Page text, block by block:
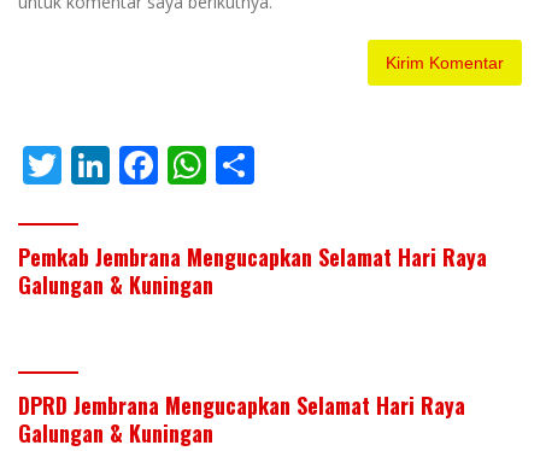
T
itt
er
Li
k
e
F
e
b
k
W
at
s
p
ar
e
Pemkab Jembrana Mengucapkan Selamat Hari Raya
Galungan & Kuningan
DPRD Jembrana Mengucapkan Selamat Hari Raya
Galungan & Kuningan